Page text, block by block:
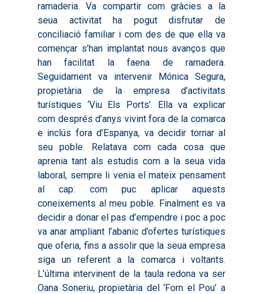
ramaderia. Va compartir com gràcies a la
seua activitat ha pogut disfrutar de
conciliació familiar i com des de que ella va
començar s’han implantat nous avanços que
han facilitat la faena de ramadera.
Seguidament va intervenir Mónica Segura,
propietària de la empresa d’activitats
turístiques ‘Viu Els Ports’. Ella va explicar
com després d’anys vivint fora de la comarca
e inclús fora d’Espanya, va decidir tornar al
seu poble. Relatava com cada cosa que
aprenia tant als estudis com a la seua vida
laboral, sempre li venia el mateix pensament
al cap: com puc aplicar aquests
coneixements al meu poble. Finalment es va
decidir a donar el pas d’empendre i poc a poc
va anar ampliant l’abanic d’ofertes turístiques
que oferia, fins a assolir que la seua empresa
siga un referent a la comarca i voltants.
L’última intervinent de la taula redona va ser
Oana Soneriu, propietària del ‘Forn el Pou’ a
Objectius
Valoració de Projectes
Experimentals
Processos d’Innovació
Territorial
Necessitats
Formació Pactes 2022
Altres Accions:
2017
2019
2020
2016
2017
2018
2019
2020
2021
2022
2023
Resums Projectes
Experimentals
2024
Informes
Infografies
Infografies 2021
Infografies 2022
Infografies 2023
Pactes per
LABORA
Documentació
Audiovisuals
Informació Estadística
ODS
Noticies
Actualitat
Butlletins de Notícies
Contacte